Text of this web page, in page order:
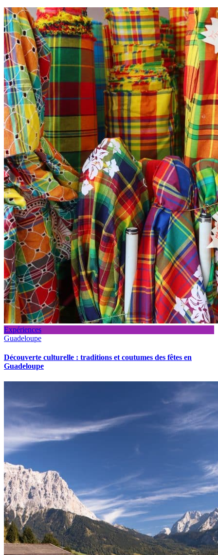
Expériences
Guadeloupe
Découverte culturelle : traditions et coutumes des fêtes en
Guadeloupe